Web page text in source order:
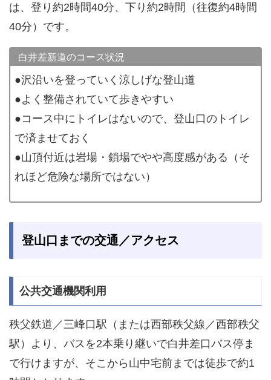
は、登り約2時間40分、下り約2時間（往復約4時間
40分）です。
白井差新道のコース状況
●沢沿いを登っていく涼しげな登山道
●よく整備されていて歩きやすい
●コース中にトイレはないので、登山口のトイレ
で済ませておく
●山頂付近は岩場・鎖場でやや高度感がある（そ
れほど危険な場所ではない）
登山口までの交通／アクセス
公共交通機関利用
秩父鉄道／三峰口駅（または西部秩父線／西部秩父
駅）より、バスを2本乗り継いで白井差口バス停ま
で行けますが、そこから山中宅前までは徒歩で約1